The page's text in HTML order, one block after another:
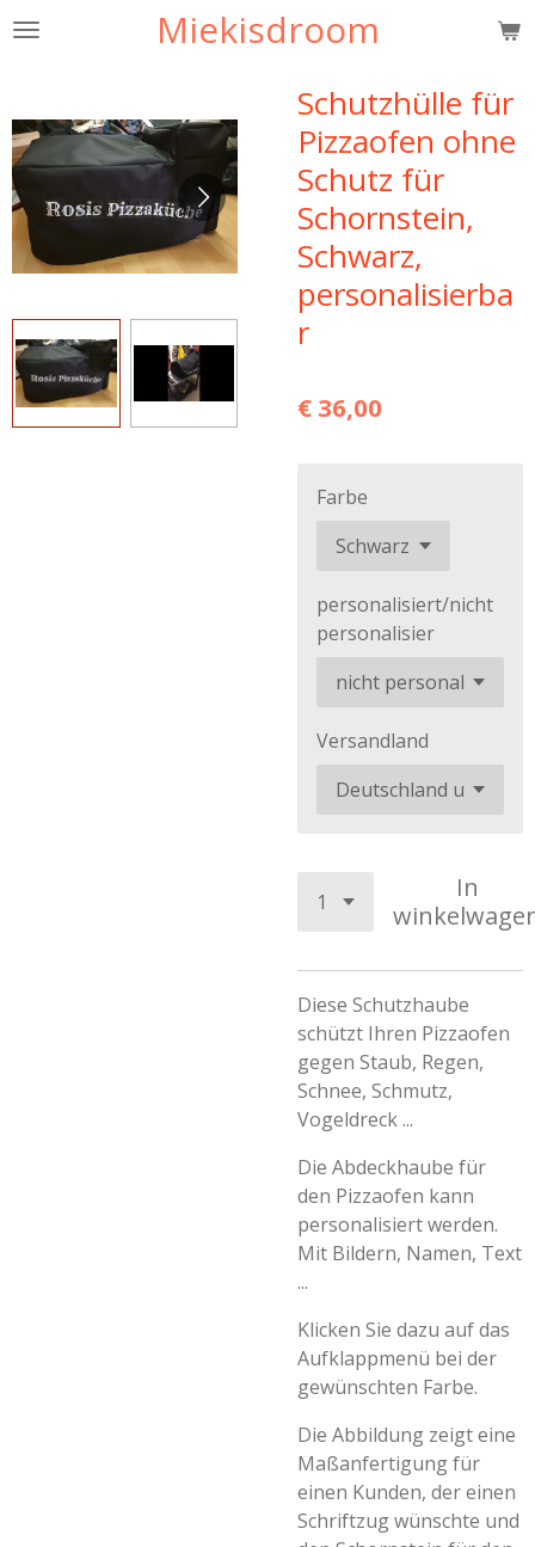
Ga
hoofdinhoud
Miekisdroom
Schutzhülle für
Pizzaofen ohne
Schutz für
Schornstein,
Schwarz,
personalisierba
r
€ 36,00
Farbe
personalisiert/nicht
personalisier
Versandland
In
Diese Schutzhaube
schützt Ihren Pizzaofen
gegen Staub, Regen,
Schnee, Schmutz,
Vogeldreck ...
Die Abdeckhaube für
den Pizzaofen kann
personalisiert werden.
Mit Bildern, Namen, Text
...
Klicken Sie dazu auf das
Aufklappmenü bei der
gewünschten Farbe.
Die Abbildung zeigt eine
Maßanfertigung für
einen Kunden, der einen
Schriftzug wünschte und